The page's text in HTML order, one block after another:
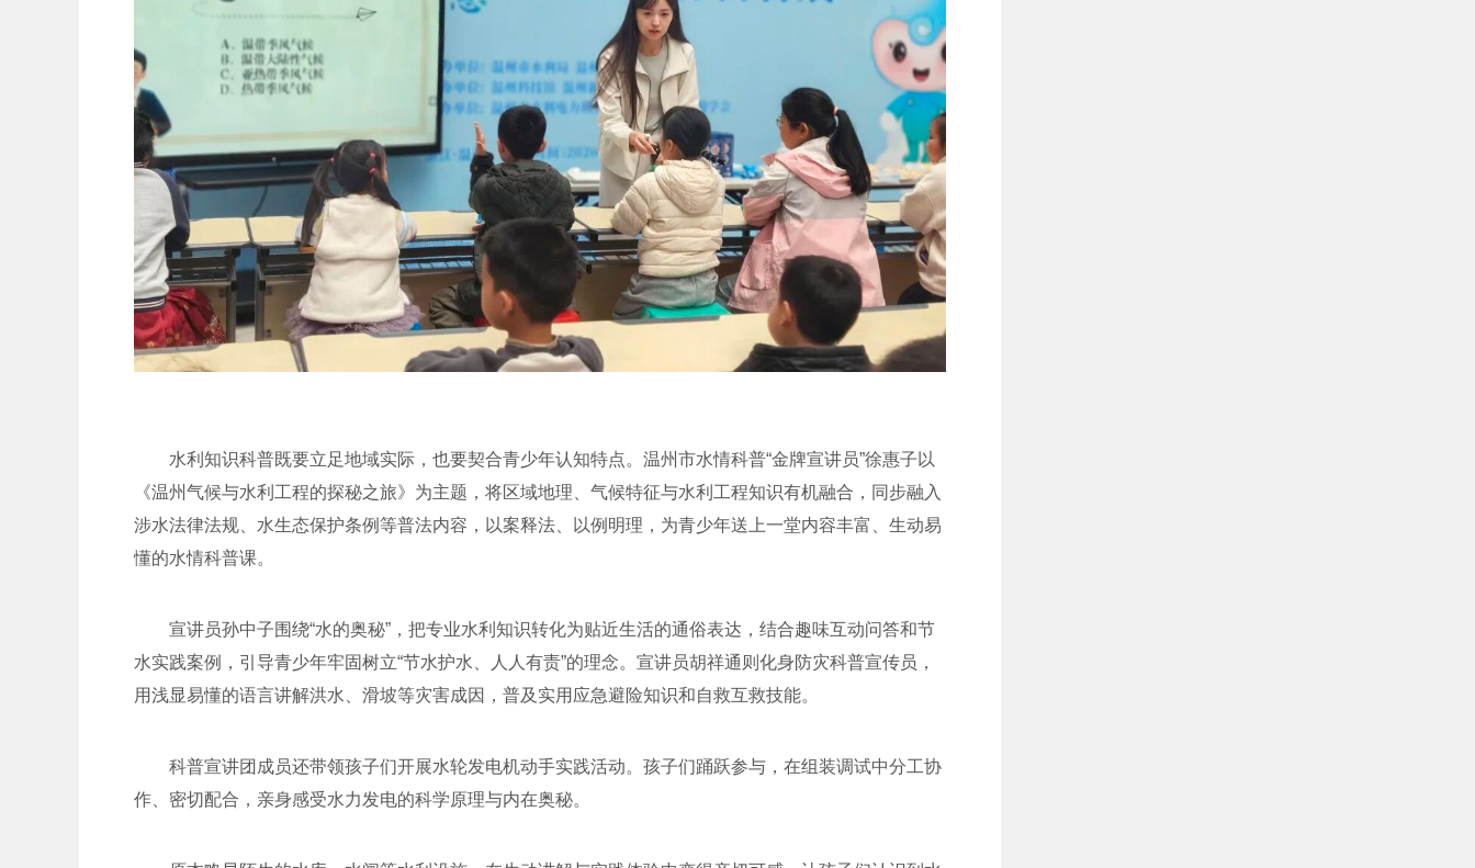
水利知识科普既要立足地域实际，也要契合青少年认知特点。温州市水情科普“金牌宣讲员”徐惠子以
《温州气候与水利工程的探秘之旅》为主题，将区域地理、气候特征与水利工程知识有机融合，同步融入
涉水法律法规、水生态保护条例等普法内容，以案释法、以例明理，为青少年送上一堂内容丰富、生动易
懂的水情科普课。
宣讲员孙中子围绕“水的奥秘”，把专业水利知识转化为贴近生活的通俗表达，结合趣味互动问答和节
水实践案例，引导青少年牢固树立“节水护水、人人有责”的理念。宣讲员胡祥通则化身防灾科普宣传员，
用浅显易懂的语言讲解洪水、滑坡等灾害成因，普及实用应急避险知识和自救互救技能。
科普宣讲团成员还带领孩子们开展水轮发电机动手实践活动。孩子们踊跃参与，在组装调试中分工协
作、密切配合，亲身感受水力发电的科学原理与内在奥秘。